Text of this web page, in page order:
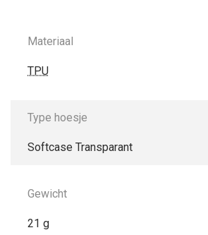
Materiaal
TPU
Type hoesje
Softcase Transparant
Gewicht
21 g